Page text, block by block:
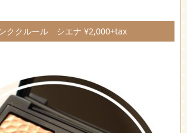
ククルール シエナ ¥2,000+tax